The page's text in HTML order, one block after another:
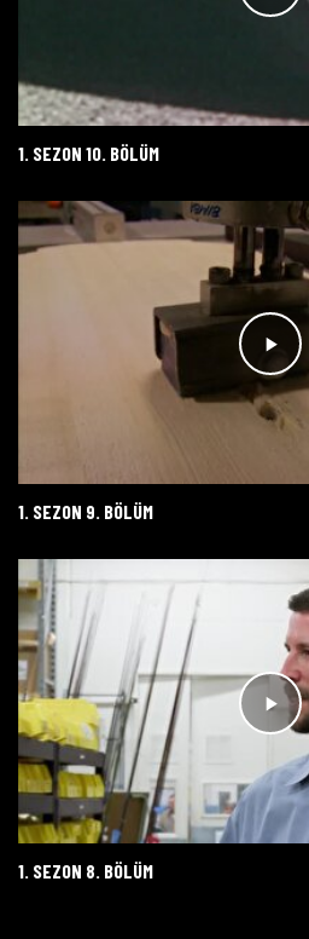
1. SEZON 10. BÖLÜM
1. SEZON 9. BÖLÜM
1. SEZON 8. BÖLÜM